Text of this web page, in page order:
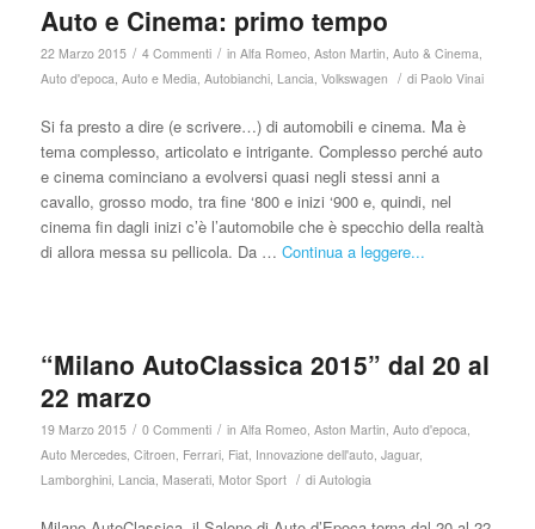
Auto e Cinema: primo tempo
22 Marzo 2015 / 4 Commenti / in Alfa Romeo, Aston Martin Auto & Cinema
Auto d'epoca Auto e Media Autobianchi, Lancia Volkswagen / di Paolo Vinai
Si fa presto a dire (e scrivere…) di automobili e cinema. Ma è
tema complesso, articolato e intrigante. Complesso perché auto
e cinema cominciano a evolversi quasi negli stessi anni a
cavallo, grosso modo, tra fine ‘800 e inizi ‘900 e, quindi, nel
cinema fin dagli inizi c’è l’automobile che è specchio della realtà
di allora messa su pellicola. Da … Continua a leggere...
“Milano AutoClassica 2015” dal 20 al
22 marzo
19 Marzo 2015 / 0 Commenti / in Alfa Romeo, Aston Martin Auto d'epoca
Auto Mercedes, Citroen Ferrari, Fiat, Innovazione dell'auto, Jaguar,
Lamborghini, Lancia Maserati, Motor Sport / di Autologia